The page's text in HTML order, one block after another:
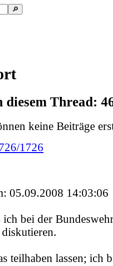
Thread:
keine Beiträge
1726
05.09.2008 14:03:06
bei der
teilhaben lassen; ich